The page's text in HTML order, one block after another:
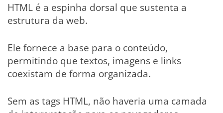
HTML é a espinha dorsal que sustenta a
estrutura da web.
Ele fornece a base para o conteúdo,
permitindo que textos, imagens e links
coexistam de forma organizada.
Sem as tags HTML, não haveria uma camada